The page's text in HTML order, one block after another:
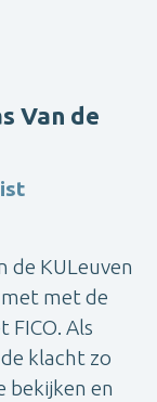
Van de
de KULeuven
met de
Als
klacht zo
bekijken en